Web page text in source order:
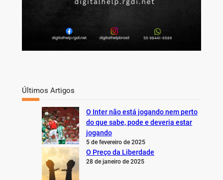
Últimos Artigos
O Inter não está jogando nem perto
do que sabe, pode e deveria estar
jogando
5 de fevereiro de 2025
O Preço da Liberdade
28 de janeiro de 2025